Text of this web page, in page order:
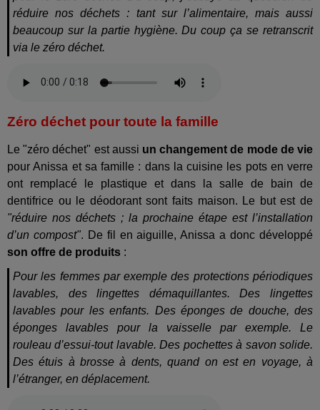
réduire nos déchets : tant sur l’alimentaire, mais aussi
beaucoup sur la partie hygiène. Du coup ça se retranscrit
via le zéro déchet.
Zéro déchet pour toute la famille
Le "zéro déchet" est aussi un changement de mode de vie
pour Anissa et sa famille : dans la cuisine les pots en verre
ont remplacé le plastique et dans la salle de bain de
dentifrice ou le déodorant sont faits maison. Le but est de
"réduire nos déchets ; la prochaine étape est l’installation
d’un compost". De fil en aiguille, Anissa a donc développé
son offre de produits :
Pour les femmes par exemple des protections périodiques
lavables, des lingettes démaquillantes. Des lingettes
lavables pour les enfants. Des éponges de douche, des
éponges lavables pour la vaisselle par exemple. Le
rouleau d’essui-tout lavable. Des pochettes à savon solide.
Des étuis à brosse à dents, quand on est en voyage, à
l’étranger, en déplacement.